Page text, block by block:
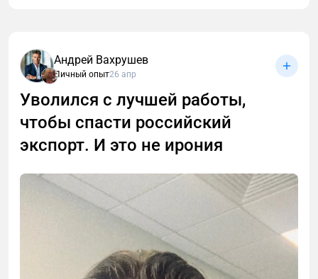
В этой статье разберём, чем инвестиционный
проект отличается от «классического» ремонта,
как собственнику избежать типичных ошибок и
максимально окупить вложения.
Андрей Вахрушев
Личный опыт26 апр
Уволился с лучшей работы,
чтобы спасти российский
экспорт. И это не ирония